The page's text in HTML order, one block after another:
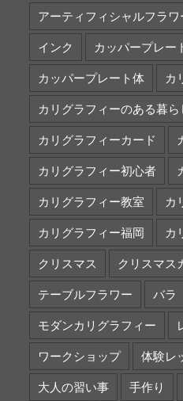
アーティフィシャルフラワ
インク カッパープレー
カッパープレート体 カ
カリグラフィーのある暮ら
カリグラフィーカード
カリグラフィー初心者
カリグラフィー教室 カ
カリグラフィー福岡 カ
クリスマス クリスマス
テーブルフラワー バラ
モダンカリグラフィー
ワークショップ 体験レ
大人の習い事 手作り